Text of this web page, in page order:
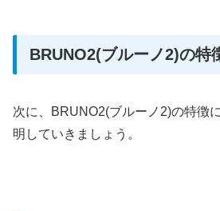
BRUNO2(ブルーノ2)の特
次に、BRUNO2(ブルーノ2)の特徴
明していきましょう。